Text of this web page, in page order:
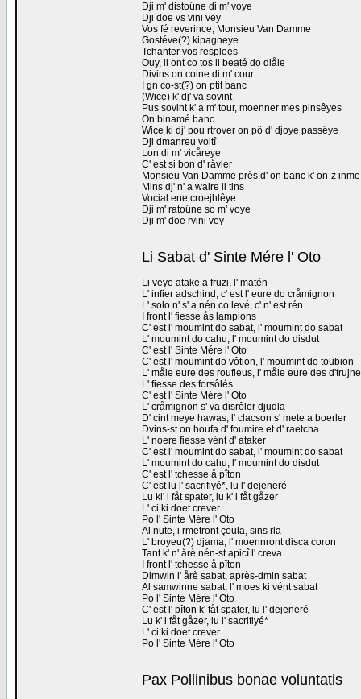
Dji m' distoûne di m' voye
Dji doe vs vini vey
Vos fé reverince, Monsieu Van Damme
Gostéve(?) kipagneye
Tchanter vos resploes
Ouy, il ont co tos li beaté do diåle
Divins on coine di m' cour
I gn co-st(?) on ptit banc
(Wice) k' dj' va sovint
Pus sovint k' a m' tour, moenner mes pinsêyes
On binamé banc
Wice ki dj' pou rtrover on pô d' djoye passêye
Dji dmanreu voltî
Lon di m' vicåreye
C' est si bon d' råvler
Monsieu Van Damme près d' on banc k' on-z inme
Mins dj' n' a waire li tins
Vocial ene croejhlêye
Dji m' ratoûne so m' voye
Dji m' doe rvini vey
Li Sabat d' Sinte Mére l' Oto
Li veye atake a fruzi, l' matén
L' infier adschind, c' est l' eure do cråmignon
L' solo n' s' a nén co levé, c' n' est rén
I front l' fiesse ås lampions
C' est l' moumint do sabat, l' moumint do sabat
L' moumint do cahu, l' moumint do disdut
C' est l' Sinte Mére l' Oto
C' est l' moumint do vôtion, l' moumint do toubion
L' måle eure des roufleus, l' måle eure des
L' fiesse des forsôlés
C' est l' Sinte Mére l' Oto
L' cråmignon s' va disrôler djudla
D' cint meye hawas, l' clacson s' mete a boerler
Dvins-st on houfa d' foumire et d' raetcha
L' noere fiesse vént d' ataker
C' est l' moumint do sabat, l' moumint do sabat
L' moumint do cahu, l' moumint do disdut
C' est l' tchesse å pîton
C' est lu l' sacrifiyé*, lu l' dejeneré
Lu ki' i fåt spater, lu k' i fåt gåzer
L' ci ki doet crever
Po l' Sinte Mére l' Oto
Al nute, i rmetront çoula, sins rla
L' broyeu(?) djama, l' moennront disca coron
Tant k' n' årè nén-st apicî l' creva
I front l' tchesse å pîton
Dimwin l' årè sabat, après-dmin sabat
Al samwinne sabat, l' moes ki vént sabat
Po l' Sinte Mére l' Oto
C' est l' pîton k' fåt spater, lu l' dejeneré
Lu k' i fåt gåzer, lu l' sacrifiyé*
L' ci ki doet crever
Po l' Sinte Mére l' Oto
Pax Pollinibus bonae voluntatis